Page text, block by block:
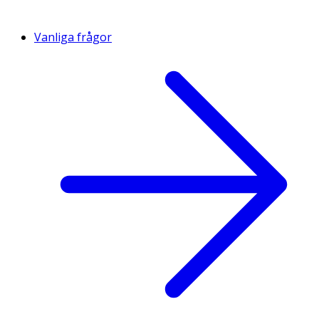
Vanliga frågor